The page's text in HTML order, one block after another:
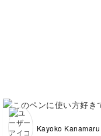
Kayoko Kanamaru